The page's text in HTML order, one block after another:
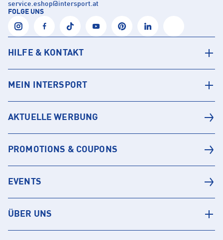
service.eshop@intersport.at
FOLGE UNS
HILFE & KONTAKT
MEIN INTERSPORT
AKTUELLE WERBUNG
PROMOTIONS & COUPONS
EVENTS
ÜBER UNS